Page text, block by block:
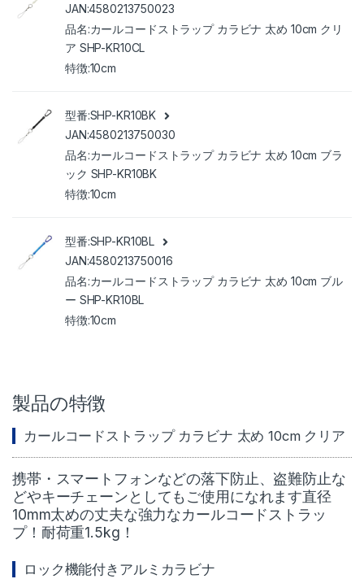
4580213750023
カールコードストラップ カラビナ 太め 10cm クリ
ア SHP-KR10CL
10cm
SHP-KR10BK
4580213750030
カールコードストラップ カラビナ 太め 10cm ブラ
ック SHP-KR10BK
10cm
SHP-KR10BL
4580213750016
カールコードストラップ カラビナ 太め 10cm ブル
ー SHP-KR10BL
10cm
製品の特徴
カールコードストラップ カラビナ 太め 10cm クリア
携帯・スマートフォンなどの落下防止、盗難防止な
どやキーチェーンとしてもご使用になれます直径
10mm太めの丈夫な強力なカールコードストラッ
プ！耐荷重1.5kg！
ロック機能付きアルミカラビナ